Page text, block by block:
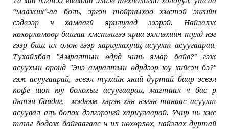
“маажих”-аа боль, эргэн тойрныхоо хүмүүстэй энгийн
сэдвээр ч хамаагүй ярилцаад үзээрэй. Найзалж
нөхөрлөмөөр байгаа хүмүүстэйгээ яриа эхлүүлэхийн тулд нэг
үгээр биш илүү олон үгээр хариулахуйц асуулт асуугаарай.
Тухайлбал "Амралтын өдрүүд чинь ямар байв?" гэж
асуухын оронд "Энэ амралтын өдрүүдээр юу хийсэн бэ?"
гэж асуугаарай, эсвэл тухайн хүний дуртай баар эсвэл
кофе шоп юу болохыг асуугаарай, магтаал ч бас үр
дүнтэй байдаг, мэдээж хэрэв хэн нэгэн танаас асуулт
асуувал аль болох дэлгэрэнгүй хариулаарай. Учир нь хүмүүс
таны бодож байгаагаас ч илүү нөхөрлөх, найзлах дуртай